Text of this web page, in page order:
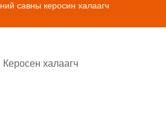
савны керосин халаагч
халаагч